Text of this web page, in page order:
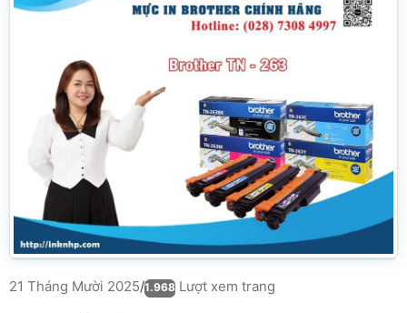
21 Tháng Mười 2025/1.968 Lượt xem trang